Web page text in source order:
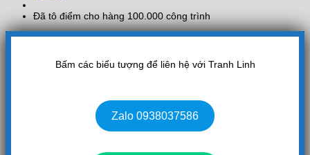
Đã tô điểm cho hàng 100.000 công trình
Bấm các biểu tượng để liên hệ với Tranh Linh
Zalo 0938037586